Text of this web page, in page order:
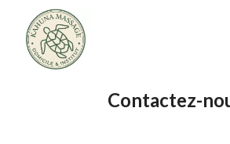
Contactez-